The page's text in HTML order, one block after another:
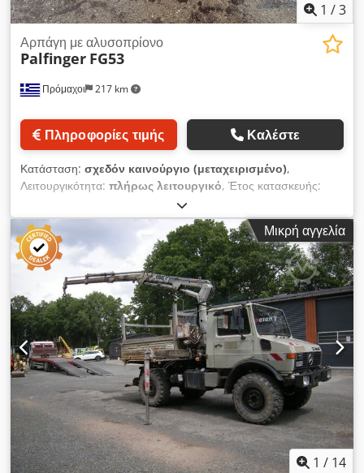
1 /3
Πρόμαχοι 217 km
Αρπάγη με αλυσοπρίονο
Palfinger FG53
Πληροφορίες τιμής Καλέστε
Κατάσταση: σχεδόν καινούργιο (μεταχειρισμένο),
Λειτουργικότητα: πλήρως λειτουργικό, Έτος κατασκευής:
, Αρπάγη με αλυσοπρίονο Cedpfsx Rt E Ijx Agyeha
Μικρή αγγελία
1 / 14